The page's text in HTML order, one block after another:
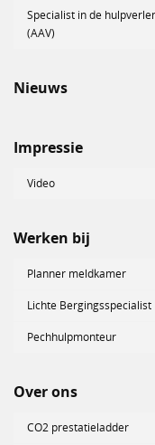
Specialist in de
(AAV)
Nieuws
Impressie
Video
Werken bij
Planner meldkamer
Lichte Bergingsspecialist
Pechhulpmonteur
Over ons
CO2 prestatieladder